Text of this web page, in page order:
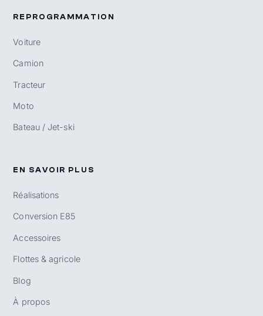
REPROGRAMMATION
Voiture
Camion
Tracteur
Moto
Bateau / Jet-ski
EN SAVOIR PLUS
Réalisations
Conversion E85
Accessoires
Flottes & agricole
Blog
À propos